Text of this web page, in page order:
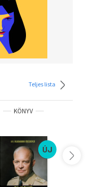
Teljes lista
KÖNYV
ÚJ